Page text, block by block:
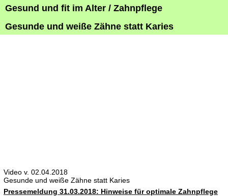
Gesund und fit im Alter / Zahnpflege
Gesunde und weiße Zähne statt Karies
Video v. 02.04.2018
Gesunde und weiße Zähne statt Karies
Pressemeldung 31.03.2018: Hinweise für optimale Zahnpflege